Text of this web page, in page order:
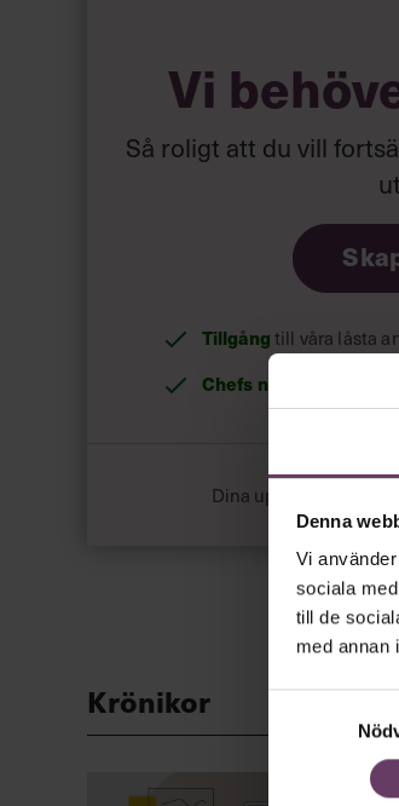
Denna
Vi
sociala
till de
med annan
Vi
Så roligt att du vill
Tillgång till våra låsta
Chefs nyhetsbrev
Dina uppgifter delas
Krönikor